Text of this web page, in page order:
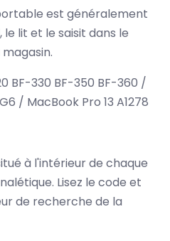
est généralement
lit et le saisit dans le
BF-330 BF-350 BF-360 /
/ MacBook Pro 13 A1278
à l'intérieur de chaque
Lisez le code et
de recherche de la